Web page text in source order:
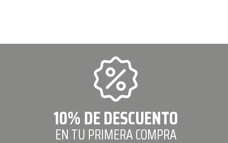
10% DE DESCUENTO
EN TU PRIMERA COMPRA